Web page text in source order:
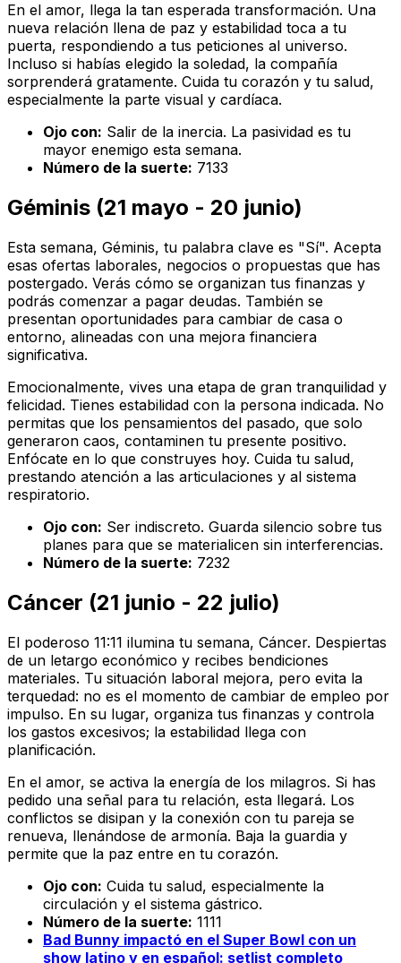
En el amor, llega la tan esperada transformación. Una
nueva relación llena de paz y estabilidad toca a tu
puerta, respondiendo a tus peticiones al universo.
Incluso si habías elegido la soledad, la compañía
sorprenderá gratamente. Cuida tu corazón y tu salud,
especialmente la parte visual y cardíaca.
Ojo con: Salir de la inercia. La pasividad es tu
mayor enemigo esta semana.
Número de la suerte: 7133
Géminis (21 mayo - 20 junio)
Esta semana, Géminis, tu palabra clave es "Sí". Acepta
esas ofertas laborales, negocios o propuestas que has
postergado. Verás cómo se organizan tus finanzas y
podrás comenzar a pagar deudas. También se
presentan oportunidades para cambiar de casa o
entorno, alineadas con una mejora financiera
significativa.
Emocionalmente, vives una etapa de gran tranquilidad y
felicidad. Tienes estabilidad con la persona indicada. No
permitas que los pensamientos del pasado, que solo
generaron caos, contaminen tu presente positivo.
Enfócate en lo que construyes hoy. Cuida tu salud,
prestando atención a las articulaciones y al sistema
respiratorio.
Ojo con: Ser indiscreto. Guarda silencio sobre tus
planes para que se materialicen sin interferencias.
Número de la suerte: 7232
Cáncer (21 junio - 22 julio)
El poderoso 11:11 ilumina tu semana, Cáncer. Despiertas
de un letargo económico y recibes bendiciones
materiales. Tu situación laboral mejora, pero evita la
terquedad: no es el momento de cambiar de empleo por
impulso. En su lugar, organiza tus finanzas y controla
los gastos excesivos; la estabilidad llega con
planificación.
En el amor, se activa la energía de los milagros. Si has
pedido una señal para tu relación, esta llegará. Los
conflictos se disipan y la conexión con tu pareja se
renueva, llenándose de armonía. Baja la guardia y
permite que la paz entre en tu corazón.
Ojo con: Cuida tu salud, especialmente la
circulación y el sistema gástrico.
Número de la suerte: 1111
Bad Bunny impactó en el Super Bowl con un
show latino y en español: setlist completo